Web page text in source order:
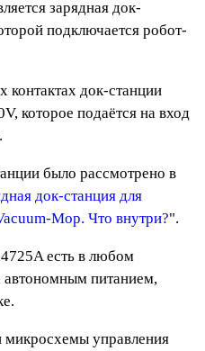
зарядная док-
подключается робот-
контактах док-станции
которое подаётся на вход
было рассмотрено в
док-станция для
Mop. Что внутри?".
есть в любом
автономным питанием,
микросхемы управления